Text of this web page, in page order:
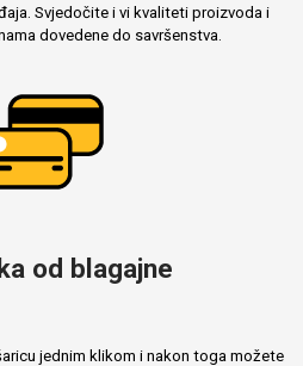
Svjedočite i vi kvaliteti proizvoda i
dovedene do savršenstva.
od blagajne
jednim klikom i nakon toga možete
Crtani filmovi